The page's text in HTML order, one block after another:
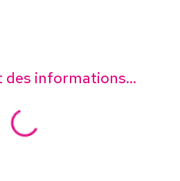
des informations...